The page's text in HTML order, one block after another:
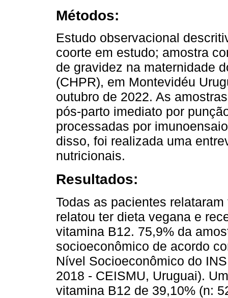
Métodos:
Estudo observacional
coorte em estudo; amostra
de gravidez na maternidade
(CHPR), em Montevidéu
outubro de 2022. As
pós-parto imediato por
processadas por
disso, foi realizada uma
nutricionais.
Resultados:
Todas as pacientes
relatou ter dieta vegana e
vitamina B12. 75,9% da
socioeconômico de acordo
Nível Socioeconômico do
2018 - CEISMU, Uruguai).
vitamina B12 de 39,10% (n: